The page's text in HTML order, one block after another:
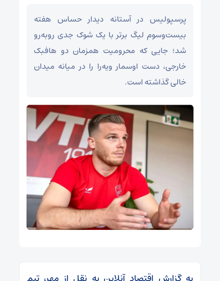
پرسپولیس در آستانه دیدار حساس هفته
بیست‌وسوم لیگ برتر با یک شوک جدی روبه‌رو
شد؛ جایی که محرومیت همزمان دو هافبک
خارجی، دست اوسمار ویه‌را را در میانه میدان
خالی گذاشته است.